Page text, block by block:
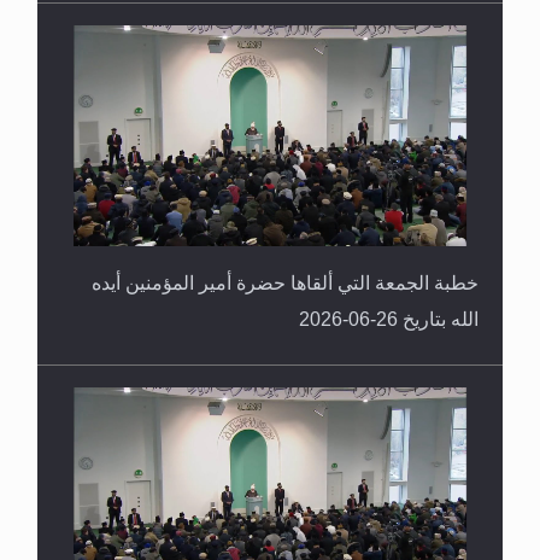
خطبة الجمعة التي ألقاها حضرة أمير المؤمنين أيده
الله بتاريخ 26-06-2026